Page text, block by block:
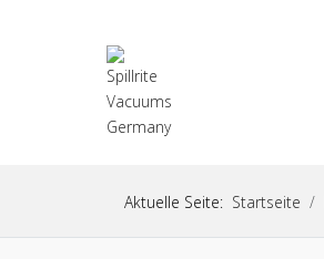
Aktuelle Seite: Startseite